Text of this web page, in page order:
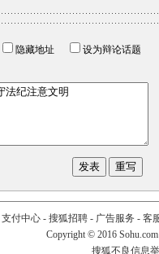
隐藏地址
设为辩论话题
支付中心- 搜狐招聘- 广告服务 - 客
Copyright © 2016
搜狐不良信息